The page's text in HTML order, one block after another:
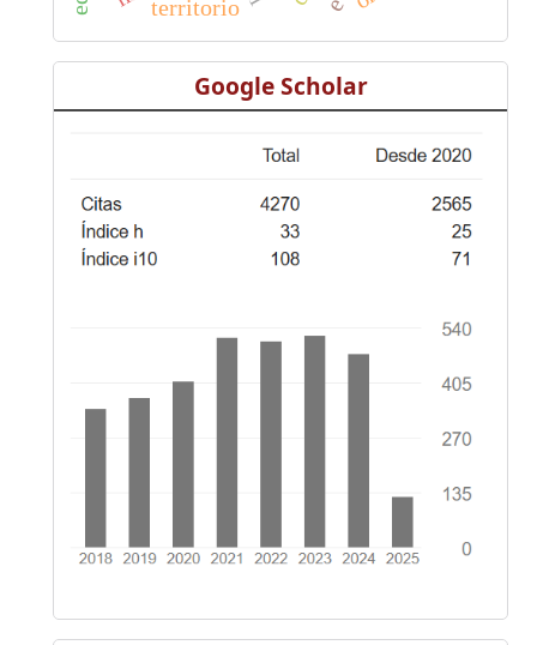
territorio
Google Scholar